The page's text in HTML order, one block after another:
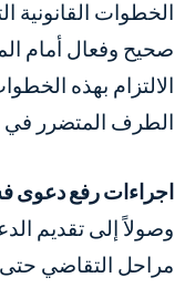
الخطوات
صحيح وفعال أمام
الالتزام بهذه
الطرف المتضرر
اجراءات رفع دعوى
وصولاً إلى تقديم
مراحل التقاضي